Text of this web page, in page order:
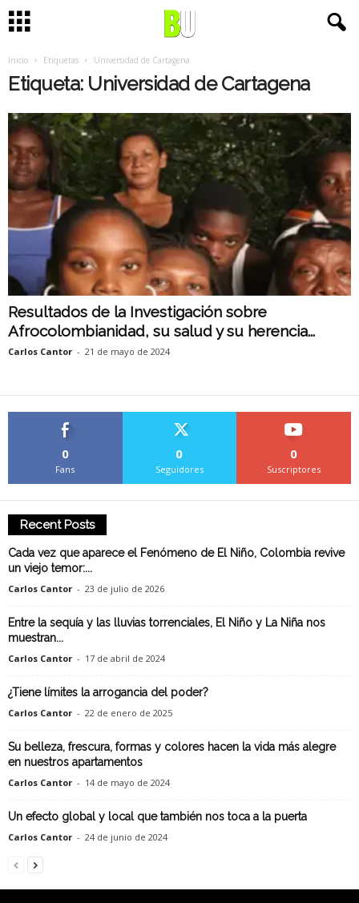
Inicio Etiquetas Universidad de Cartagena
Etiqueta: Universidad de Cartagena
Resultados de la Investigación sobre
Afrocolombianidad, su salud y su herencia...
Carlos Cantor - 21 de mayo de 2024
0
Fans
0
Seguidores
0
Suscriptores
Recent Posts
Cada vez que aparece el Fenómeno de El Niño, Colombia revive
un viejo temor:...
Carlos Cantor - 23 de julio de 2026
Entre la sequía y las lluvias torrenciales, El Niño y La Niña nos
muestran...
Carlos Cantor - 17 de abril de 2024
¿Tiene límites la arrogancia del poder?
Carlos Cantor - 22 de enero de 2025
Su belleza, frescura, formas y colores hacen la vida más alegre
en nuestros apartamentos
Carlos Cantor - 14 de mayo de 2024
Un efecto global y local que también nos toca a la puerta
Carlos Cantor - 24 de junio de 2024